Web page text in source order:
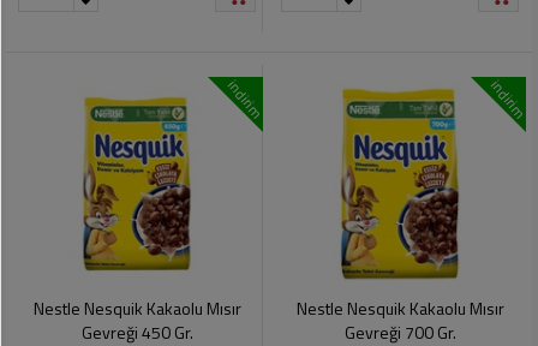
indirim
Nestle Nesquik Kakaolu Mısır
Gevreği 450 Gr.
indirim
Nestle Nesquik Kakaolu Mısır
Gevreği 700 Gr.